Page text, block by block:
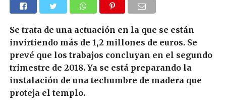
Se trata de una actuación en la que se están
invirtiendo más de 1,2 millones de euros. Se
prevé que los trabajos concluyan en el segundo
trimestre de 2018. Ya se está preparando la
instalación de una techumbre de madera que
proteja el templo.